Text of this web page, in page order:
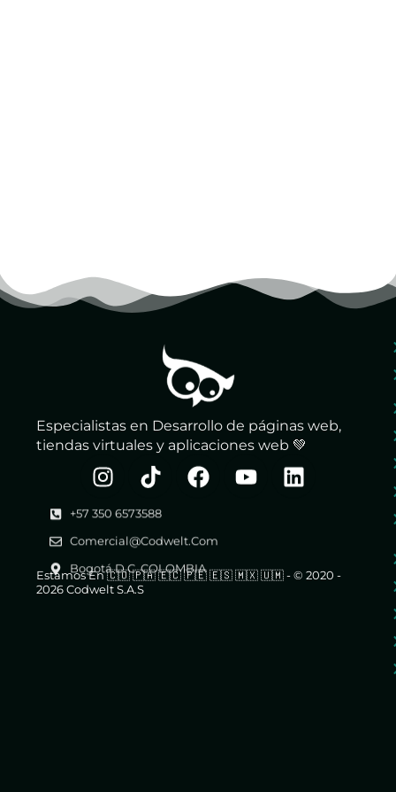
Especialistas en Desarrollo de páginas web,
tiendas virtuales y aplicaciones web 💚
+57 350 6573588
Comercial@codwelt.com
Bogotá D.C. COLOMBIA
Estamos En 🇨🇴 🇵🇦 🇪🇨 🇵🇪 🇪🇸 🇲🇽 🇺🇲 - © 2020 -
2026 Codwelt S.A.S